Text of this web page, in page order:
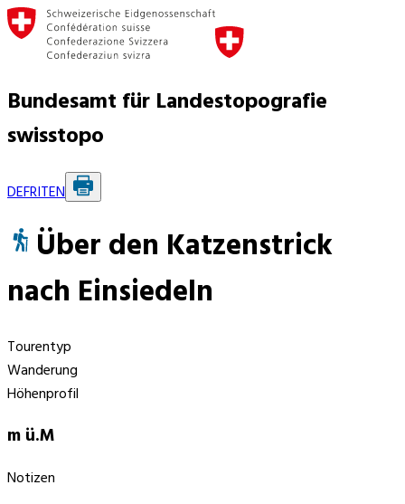
Bundesamt für Landestopografie
swisstopo
DEFRITEN
Über den Katzenstrick
nach Einsiedeln
Tourentyp
Wanderung
Höhenprofil
m ü.M
Notizen